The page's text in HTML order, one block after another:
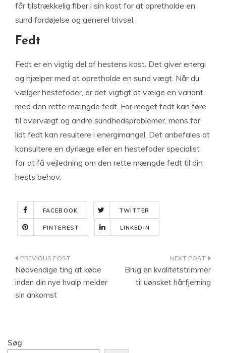
får tilstrækkelig fiber i sin kost for at opretholde en
sund fordøjelse og generel trivsel.
Fedt
Fedt er en vigtig del af hestens kost. Det giver energi
og hjælper med at opretholde en sund vægt. Når du
vælger hestefoder, er det vigtigt at vælge en variant
med den rette mængde fedt. For meget fedt kan føre
til overvægt og andre sundhedsproblemer, mens for
lidt fedt kan resultere i energimangel. Det anbefales at
konsultere en dyrlæge eller en hestefoder specialist
for at få vejledning om den rette mængde fedt til din
hests behov.
FACEBOOK TWITTER
PINTEREST LINKEDIN
Indlægsnavigation
Nødvendige ting at købe
inden din nye hvalp melder
sin ankomst
Brug en kvalitetstrimmer
til uønsket hårfjerning
Søg